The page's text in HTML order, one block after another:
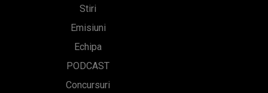
Stiri
Emisiuni
Echipa
PODCAST
Concursuri